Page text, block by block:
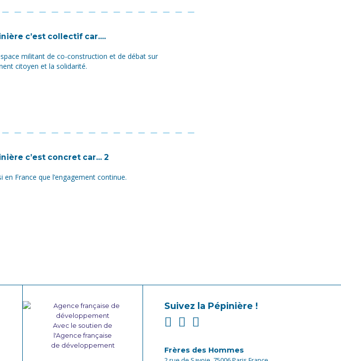
c’est collectif car....
militant de co-construction et de débat sur
citoyen et la solidarité.
c’est concret car... 2
en France que l’engagement continue.
Avec le soutien de
l'Agence française
de développement
Suivez la Pépinière !
Frères des Hommes